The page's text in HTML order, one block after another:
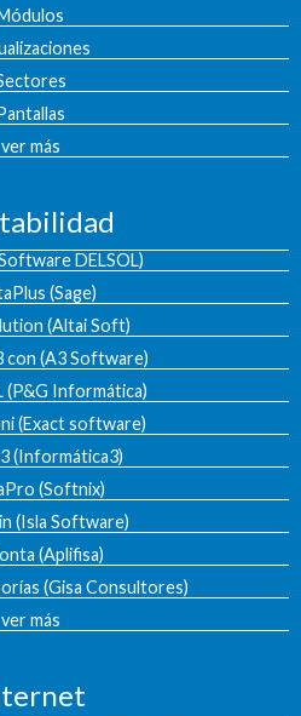
ver más
DELSOL)
(Sage)
(Altai Soft)
con (A3 Software)
(P&G Informática)
(Exact software)
(Informática3)
(Softnix)
(Isla Software)
(Aplifisa)
(Gisa Consultores)
ver más